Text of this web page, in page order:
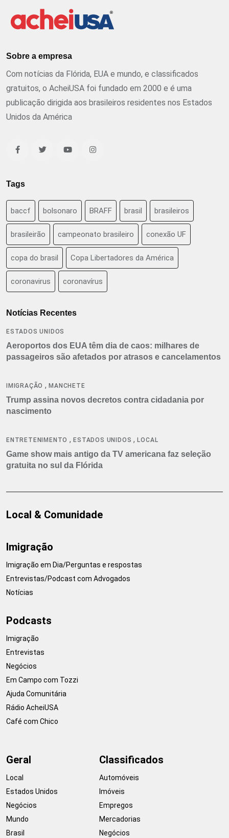
Sobre a empresa
Com notícias da Flórida, EUA e mundo, e classificados
gratuitos, o AcheiUSA foi fundado em 2000 e é uma
publicação dirigida aos brasileiros residentes nos Estados
Unidos da América
Tags
baccf bolsonaro BRAFF brasil brasileiros
brasileirão campeonato brasileiro conexão UF
copa do brasil Copa Libertadores da América
coronavirus coronavírus
Notícias Recentes
ESTADOS UNIDOS
Aeroportos dos EUA têm dia de caos: milhares de
passageiros são afetados por atrasos e cancelamentos
IMIGRAÇÃO ,MANCHETE
Trump assina novos decretos contra cidadania por
nascimento
ENTRETENIMENTO ,ESTADOS UNIDOS ,LOCAL
Game show mais antigo da TV americana faz seleção
gratuita no sul da Flórida
Local & Comunidade
Imigração
Imigração em Dia/Perguntas e respostas
Entrevistas/Podcast com Advogados
Notícias
Podcasts
Imigração
Entrevistas
Negócios
Em Campo com Tozzi
Ajuda Comunitária
Rádio AcheiUSA
Café com Chico
Geral
Local
Estados Unidos
Negócios
Mundo
Brasil
Classificados
Automóveis
Imóveis
Empregos
Mercadorias
Negócios